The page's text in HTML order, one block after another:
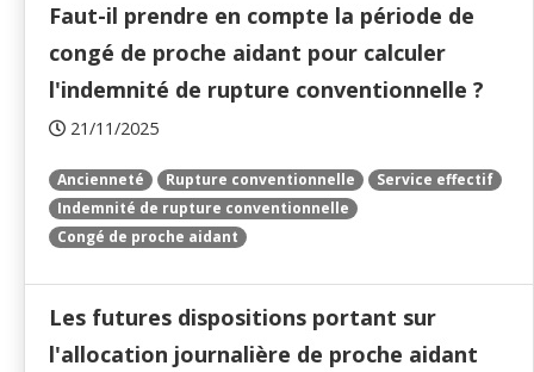
Faut-il prendre en compte la période de
congé de proche aidant pour calculer
l'indemnité de rupture conventionnelle ?
21/11/2025
Ancienneté Rupture conventionnelle
Service effectif
Indemnité de rupture conventionnelle
Congé de proche aidant
Les futures dispositions portant sur
l'allocation journalière de proche aidant